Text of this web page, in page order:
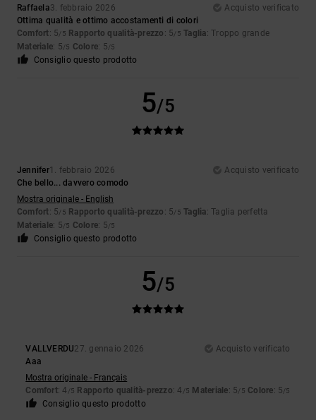
Raffaela3. febbraio 2026
Acquisto verificato
Ottima qualità e ottimo accostamenti di colori
Comfort: 5/5 Rapporto qualità-prezzo : 5/5 Taglia: Troppo grande
Materiale: 5/5 Colore: 5/5
Consiglio questo prodotto
5/5
Jennifer1. febbraio 2026
Acquisto verificato
Che bello... davvero comodo
Mostra originale - English
Comfort: 5/5 Rapporto qualità-prezzo : 5/5 Taglia: Taglia perfetta
Materiale: 5/5 Colore: 5/5
Consiglio questo prodotto
5/5
VALLVERDU27. gennaio 2026
Acquisto verificato
Aaa
Mostra originale - Français
Comfort: 4 /5 Rapporto qualità-prezzo: 4 /5 Materiale: 5/5 Colore: 5/5
Consiglio questo prodotto